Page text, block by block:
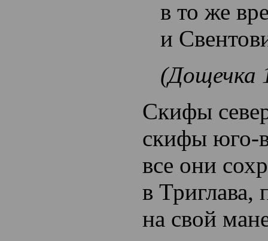
в то же
и
(Дощечка
Скифы
скифы юго-
все они
в Триглава,
на свой